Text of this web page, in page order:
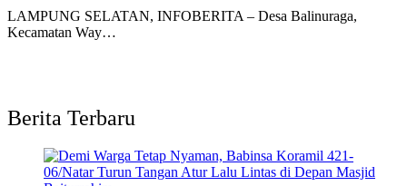
LAMPUNG SELATAN, INFOBERITA – Desa Balinuraga,
Kecamatan Way…
Berita Terbaru